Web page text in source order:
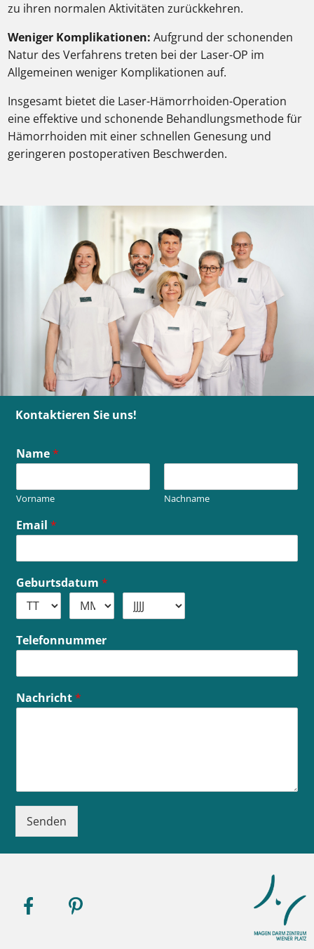
zu ihren normalen Aktivitäten zurückkehren.
Weniger Komplikationen: Aufgrund der schonenden
Natur des Verfahrens treten bei der Laser-OP im
Allgemeinen weniger Komplikationen auf.
Insgesamt bietet die Laser-Hämorrhoiden-Operation
eine effektive und schonende Behandlungsmethode für
Hämorrhoiden mit einer schnellen Genesung und
geringeren postoperativen Beschwerden.
Kontaktieren Sie uns!
Name*
Vorname Nachname
G
e
u
r
t
d
t
m
*
Email*
Geburtsdatum*
Telefonnummer
Nachricht*
Senden